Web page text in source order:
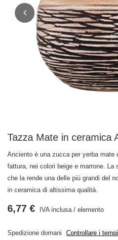
Tazza Mate in ceramica
Anciento è una zucca per yerba mate
fattura, nei colori beige e marrone. La
che la rende una delle più grandi del
in ceramica di altissima qualità.
Spedizione domani Controllare i
6,77 € IVA inclusa/ elemento